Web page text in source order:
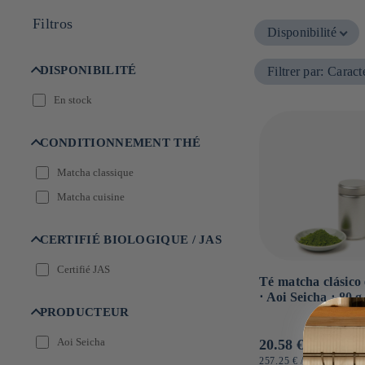
Filtros
DISPONIBILITÉ
En stock
CONDITIONNEMENT THÉ
Matcha classique
Matcha cuisine
CERTIFIÉ BIOLOGIQUE / JAS
Certifié JAS
PRODUCTEUR
Aoi Seicha
Disponibilité
Filtrer par:
Té matcha clásico
⋅ Aoi Seicha ⋅ 80 g
Precio
20.58 €
PRECIO
257.25 € /POR
KG